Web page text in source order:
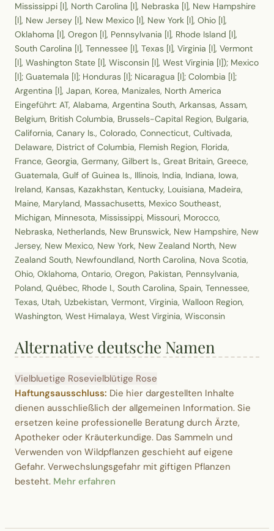
Mississippi [I], North Carolina [I], Nebraska [I], New Hampshire
[I], New Jersey [I], New Mexico [I], New York [I], Ohio [I],
Oklahoma [I], Oregon [I], Pennsylvania [I], Rhode Island [I],
South Carolina [I], Tennessee [I], Texas [I], Virginia [I], Vermont
[I], Washington State [I], Wisconsin [I], West Virginia [I]); Mexico
[I]; Guatemala [I]; Honduras [I]; Nicaragua [I]; Colombia [I];
Argentina [I], Japan, Korea, Manizales, North America
Eingeführt: AT, Alabama, Argentina South, Arkansas, Assam,
Belgium, British Columbia, Brussels-Capital Region, Bulgaria,
California, Canary Is., Colorado, Connecticut, Cultivada,
Delaware, District of Columbia, Flemish Region, Florida,
France, Georgia, Germany, Gilbert Is., Great Britain, Greece,
Guatemala, Gulf of Guinea Is., Illinois, India, Indiana, Iowa,
Ireland, Kansas, Kazakhstan, Kentucky, Louisiana, Madeira,
Maine, Maryland, Massachusetts, Mexico Southeast,
Michigan, Minnesota, Mississippi, Missouri, Morocco,
Nebraska, Netherlands, New Brunswick, New Hampshire, New
Jersey, New Mexico, New York, New Zealand North, New
Zealand South, Newfoundland, North Carolina, Nova Scotia,
Ohio, Oklahoma, Ontario, Oregon, Pakistan, Pennsylvania,
Poland, Québec, Rhode I., South Carolina, Spain, Tennessee,
Texas, Utah, Uzbekistan, Vermont, Virginia, Walloon Region,
Washington, West Himalaya, West Virginia, Wisconsin
Alternative deutsche Namen
Vielbluetige Rosevielblütige Rose
Haftungsausschluss: Die hier dargestellten Inhalte
dienen ausschließlich der allgemeinen Information. Sie
ersetzen keine professionelle Beratung durch Ärzte,
Apotheker oder Kräuterkundige. Das Sammeln und
Verwenden von Wildpflanzen geschieht auf eigene
Gefahr. Verwechslungsgefahr mit giftigen Pflanzen
besteht. Mehr erfahren